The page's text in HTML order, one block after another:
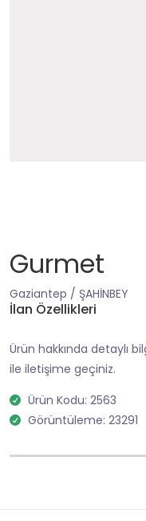
Gurmet
Gaziantep / ŞAHİNBEY
İlan Özellikleri
Ürün hakkında detaylı
ile iletişime geçiniz.
Ürün Kodu: 2563
Görüntüleme: 23291